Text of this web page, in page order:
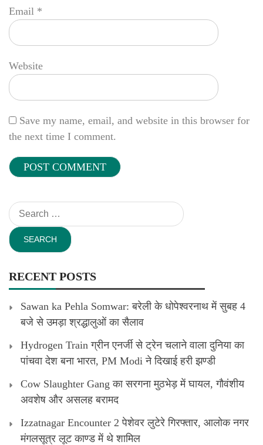
Email *
Website
Save my name, email, and website in this browser for
the next time I comment.
Search
for:
RECENT POSTS
Sawan ka Pehla Somwar: बरेली के धोपेश्वरनाथ में सुबह 4
बजे से उमड़ा श्रद्धालुओं का सैलाव
Hydrogen Train ग्रीन एनर्जी से ट्रेन चलाने वाला दुनिया का
पांचवा देश बना भारत, PM Modi ने दिखाई हरी झण्डी
Cow Slaughter Gang का सरगना मुठभेड़ में घायल, गौवंशीय
अवशेष और असलह बरामद
Izzatnagar Encounter 2 पेशेवर लुटेरे गिरफ्तार, आलोक नगर
मंगलसूत्र लूट काण्‍ड में थे शामिल